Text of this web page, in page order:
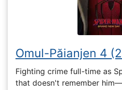
Omul-Păianjen 4
Fighting crime full-time as
that doesn't remember